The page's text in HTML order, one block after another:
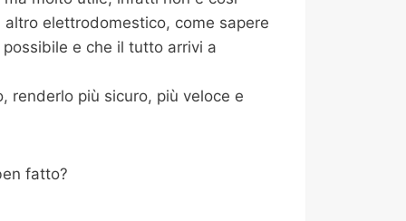
elettrodomestico, come sapere
e che il tutto arrivi a
renderlo più sicuro, più veloce e
fatto?